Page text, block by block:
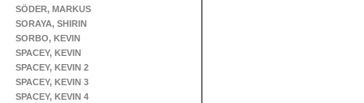
SÖDER, MARKUS
SORAYA, SHIRIN
SORBO, KEVIN
SPACEY, KEVIN
SPACEY, KEVIN 2
SPACEY, KEVIN 3
SPACEY, KEVIN 4